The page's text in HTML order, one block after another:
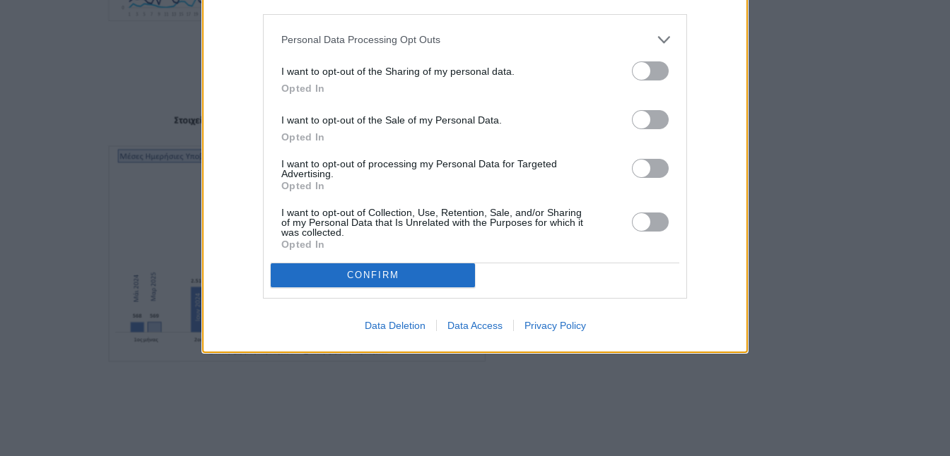
Personal Data Processing Opt Outs
I want to opt-out of the Sharing of my personal data.
Opted In
I want to opt-out of the Sale of my Personal Data.
Opted In
I want to opt-out of processing my Personal Data for Targeted
Advertising.
Opted In
I want to opt-out of Collection, Use, Retention, Sale, and/or Sharing
of my Personal Data that Is Unrelated with the Purposes for which it
was collected.
Opted In
CONFIRM
Data Deletion Data Access Privacy Policy